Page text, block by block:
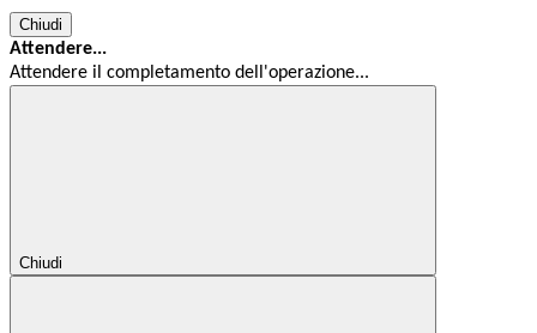
Chiudi
Attendere...
Attendere il completamento dell'operazione...
Chiudi